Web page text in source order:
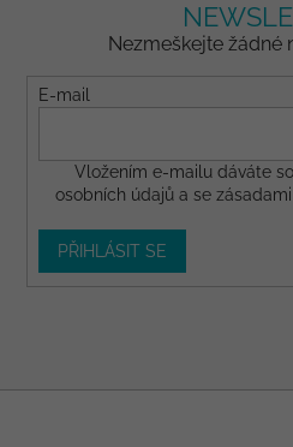
Nezmeškejte žádné
E-mail
Vložením e-mailu dáváte
osobních údajů a se
PŘIHLÁSIT SE